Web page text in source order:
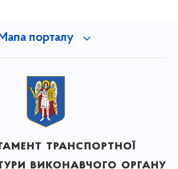
порталу
транспортної
виконавчого органу